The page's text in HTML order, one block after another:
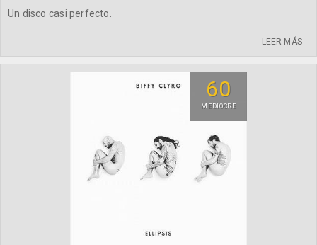
Un disco casi perfecto.
LEER MÁS
60
MEDIOCRE